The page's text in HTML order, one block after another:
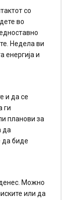
со
во
Недела ви
енергија и
и да се
ги
планови за
да
да биде
Можно
или да